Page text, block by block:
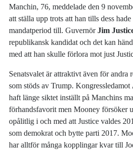
Manchin, 76, meddelade den 9
att ställa upp trots att han tills dess
mandatperiod till. GuvernörJim
republikansk kandidat och det kan
med att han skulle förlora mot just
Senatsvalet är attraktivt även för andra
som stöds av Trump. Kongressledamot
haft länge siktet inställt på Manchins
förhandsfavorit men Mooney försöker
opålitlig i och med att Justice valdes
som demokrat och bytte parti 2017.
har alltför många kopplingar kvar till